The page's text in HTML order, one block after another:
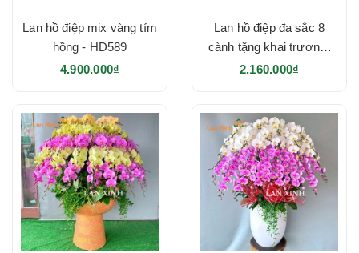
Lan hồ điệp mix vàng tím
hồng - HD589
4.900.000₫
Lan hồ điệp đa sắc 8
cành tặng khai trương-
HD573
2.160.000₫